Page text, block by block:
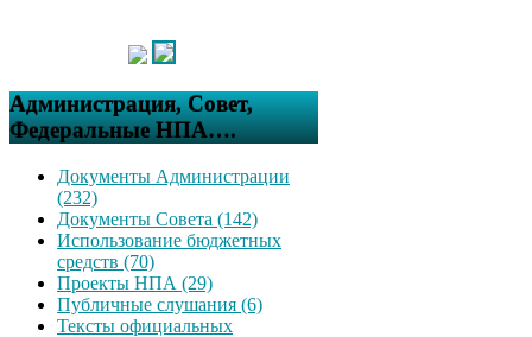
Администрация, Совет,
Федеральные НПА….
Документы Администрации
(232)
Документы Совета (142)
Использование бюджетных
средств (70)
Проекты НПА (29)
Публичные слушания (6)
Тексты официальных